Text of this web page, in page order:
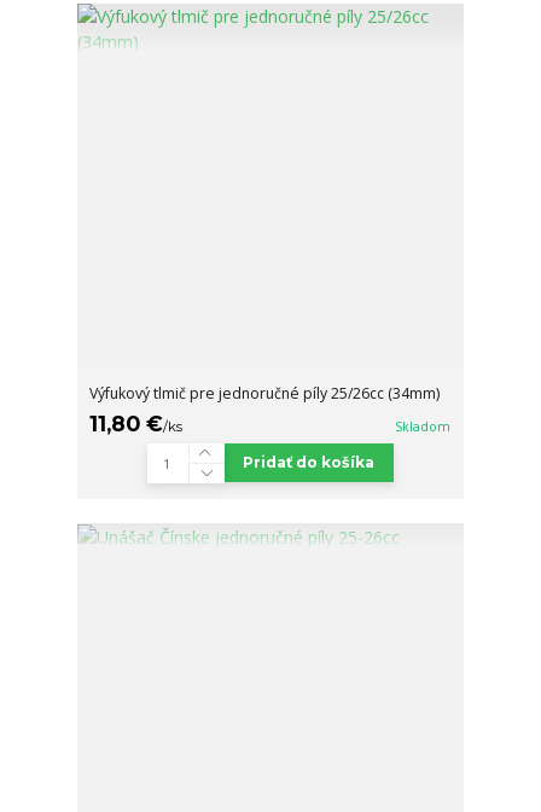
Výfukový tlmič pre jednoručné píly 25/26cc (34mm)
11,80 €/ks Skladom
Pridať do košíka